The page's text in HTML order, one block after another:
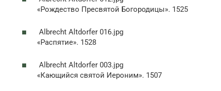
«Рождество Пресвятой Богородицы». 1525
Albrecht Altdorfer 016.jpg
«Распятие». 1528
Albrecht Altdorfer 003.jpg
«Кающийся святой Иероним». 1507